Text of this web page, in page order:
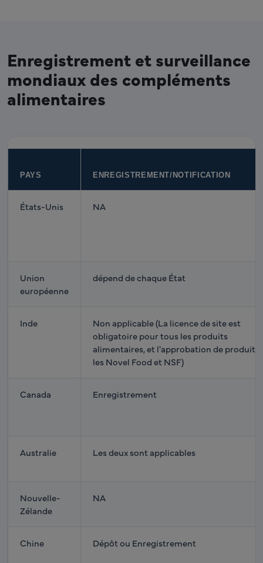
Enregistrement et surveillance
mondiaux des compléments
alimentaires
PAYS ENREGISTREMENT/NOTIFICATION
États-Unis NA
Union
européenne
dépend de chaque État
Inde
Non applicable (La licence de site est
obligatoire pour tous les produits
alimentaires, et l'approbation de produit
les Novel Food et NSF)
Canada Enregistrement
Australie Les deux sont applicables
Nouvelle-
Zélande
NA
Chine Dépôt ou Enregistrement